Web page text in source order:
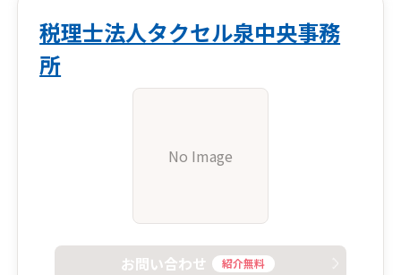
税理士法人タクセル泉中央事務
所
No Image
お問い合わせ 紹介無料